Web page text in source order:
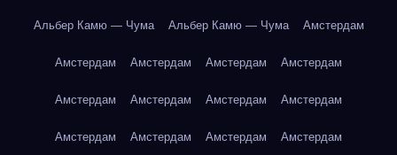
Альбер Камю — Чума Альбер Камю — Чума Амстердам
Амстердам Амстердам Амстердам Амстердам
Амстердам Амстердам Амстердам Амстердам
Амстердам Амстердам Амстердам Амстердам